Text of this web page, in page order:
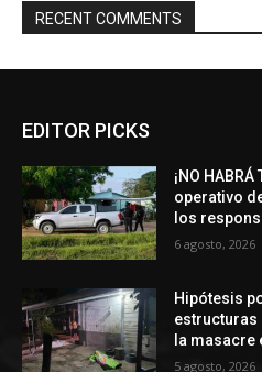
RECENT COMMENTS
EDITOR PICKS
¡NO
operativo
los
6 agosto, 2026
Hipótesis
la masacre
5 agosto, 2026